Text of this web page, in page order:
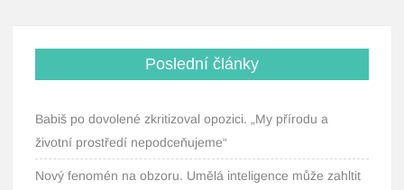
Poslední články
Babiš po dovolené zkritizoval opozici. „My přírodu a
životní prostředí nepodceňujeme“
Nový fenomén na obzoru. Umělá inteligence může zahltit